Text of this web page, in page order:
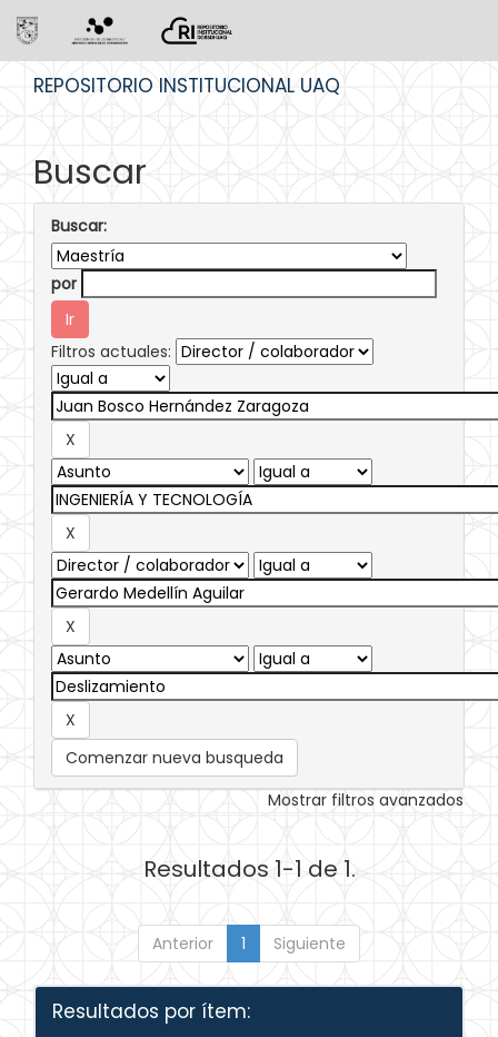
REPOSITORIO INSTITUCIONAL UAQ
Buscar
Buscar:
por
Filtros actuales:
Comenzar nueva busqueda
Mostrar filtros avanzados
Resultados 1-1 de 1.
Anterior 1 Siguiente
Resultados por ítem: